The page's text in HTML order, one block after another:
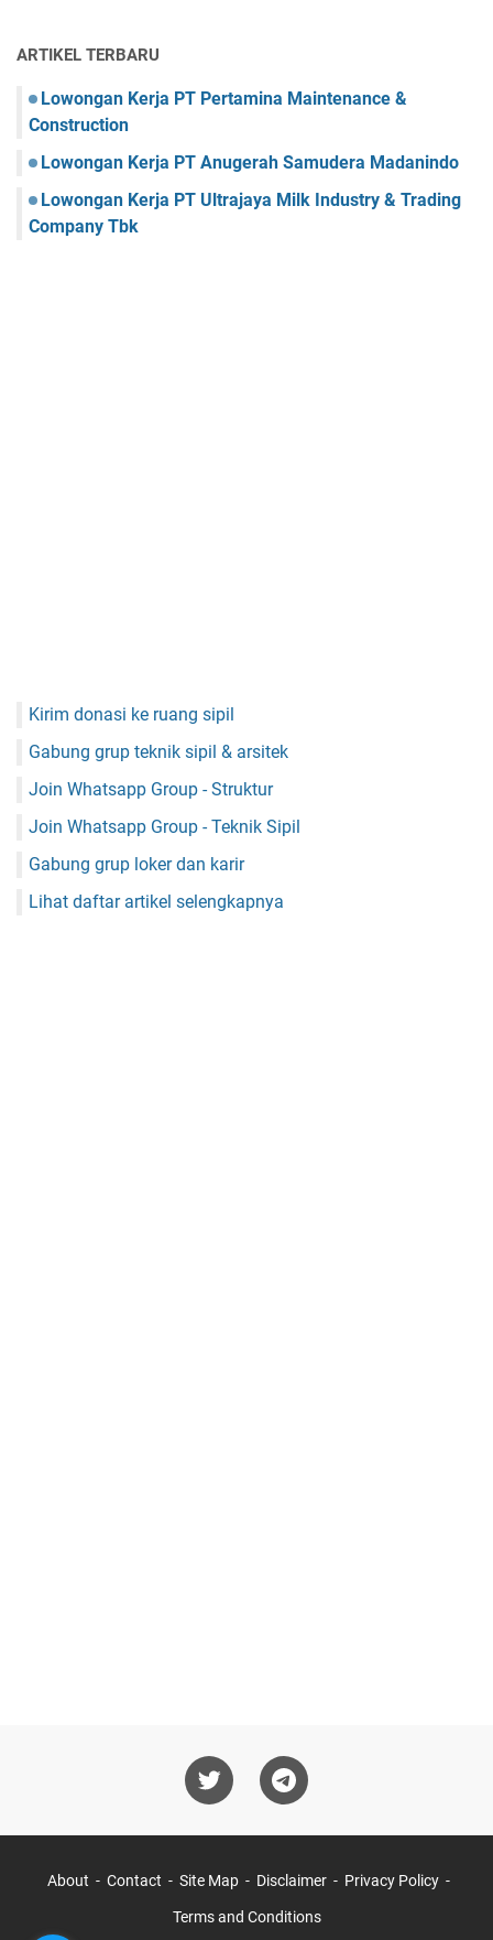
ARTIKEL TERBARU
Lowongan Kerja PT Pertamina Maintenance &
Construction
Lowongan Kerja PT Anugerah Samudera Madanindo
Lowongan Kerja PT Ultrajaya Milk Industry & Trading
Company Tbk
Kirim donasi ke ruang sipil
Gabung grup teknik sipil & arsitek
Join Whatsapp Group - Struktur
Join Whatsapp Group - Teknik Sipil
Gabung grup loker dan karir
Lihat daftar artikel selengkapnya
About Contact Site Map Disclaimer Privacy Policy
Terms and Conditions